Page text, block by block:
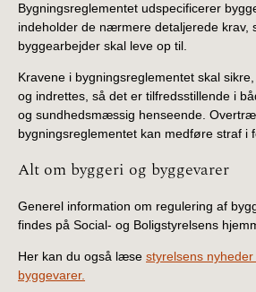
Bygningsreglementet udspecificerer
indeholder de nærmere detaljerede krav,
byggearbejder skal leve op til.
Kravene i bygningsreglementet skal
og indrettes, så det er tilfredsstillende i
og sundhedsmæssig henseende.
bygningsreglementet kan medføre straf i
Alt om byggeri og byggevarer
Generel information om regulering af
findes på Social- og Boligstyrelsens
Her kan du også læse styrelsens
byggevarer.